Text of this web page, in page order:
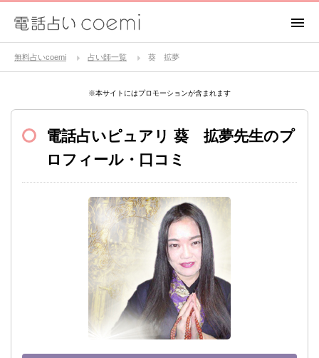
無料占いcoemi 占い師一覧 葵 拡夢
※本サイトにはプロモーションが含まれます
電話占いピュアリ 葵 拡夢先生のプ
ロフィール・口コミ